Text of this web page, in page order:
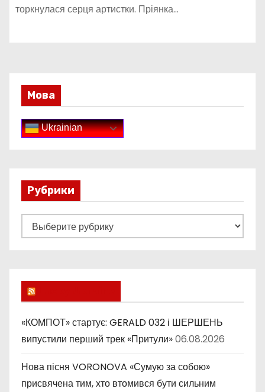
торкнулася серця артистки. Пріянка…
Мова
Ukrainian
Рубрики
у
к
и
«КОМПОТ» стартує: GERALD 032 і ШЕРШЕНЬ
випустили перший трек «Притули»06.08.2026
Нова пісня VORONOVA «Сумую за собою»
присвячена тим, хто втомився бути сильним